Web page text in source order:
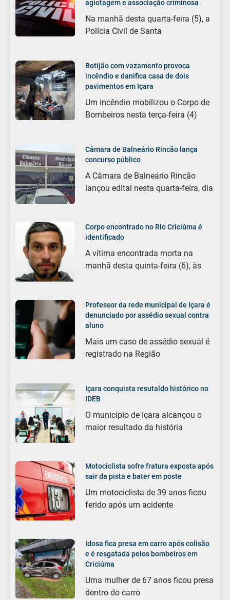
agiotagem e associação criminosa
Na manhã desta quarta-feira (5), a
Polícia Civil de Santa
Botijão com vazamento provoca
incêndio e danifica casa de dois
pavimentos em Içara
Um incêndio mobilizou o Corpo de
Bombeiros nesta terça-feira (4)
Câmara de Balneário Rincão lança
concurso público
A Câmara de Balneário Rincão
lançou edital nesta quarta-feira, dia
Corpo encontrado no Rio Criciúma é
identificado
A vítima encontrada morta na
manhã desta quinta-feira (6), às
Professor da rede municipal de Içara é
denunciado por assédio sexual contra
aluno
Mais um caso de assédio sexual é
registrado na Região
Içara conquista resutaldo histórico no
IDEB
O município de Içara alcançou o
maior resultado da história
Motociclista sofre fratura exposta após
sair da pista e bater em poste
Um motociclista de 39 anos ficou
ferido após um acidente
Idosa fica presa em carro após colisão
e é resgatada pelos bombeiros em
Criciúma
Uma mulher de 67 anos ficou presa
dentro do carro